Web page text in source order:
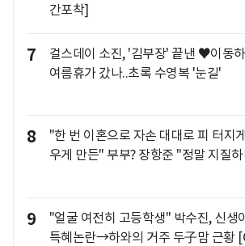
간포착]
7
걸스데이 소진, '김부장' 끝낸 ♥이동
여름휴가 갔나..초록 수영복 '눈길'
8
"한 번 이혼으로 자손 대대로 피 터지
우게 만든" 부부? 장항준 "정말 지질
9
"얼굴 여전히 고등학생" 박수진, 신생
특혜논란→하와의 거주 두子맘 근황